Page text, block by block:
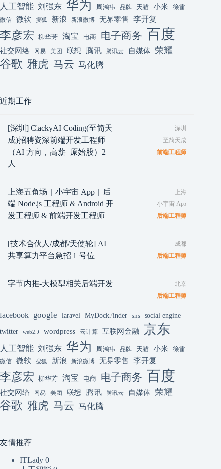
人工智能 刘强东 华为 周鸿祎 品牌 天猫 小米 徐雷
微信 微软 搜狐 新浪 新浪微博 无界零售 李开复
李彦宏 柳华芳 淘宝 电商 电子商务 百度
社交网络 网易 美团 联想 腾讯 腾讯云 自媒体 荣耀
谷歌 雅虎 马云 马化腾
近期工作
[深圳] ClackyAI Coding(至简天
成)招聘资深前端开发工程师
（AI 方向，高薪+原始股）2
人
深圳
至简天成
前端工程师
上海五角场｜小宇宙 App｜后
端 Node.js 工程师 & Android 开
发工程师 & 前端开发工程师
上海
小宇宙 App
后端工程师
[技术合伙人/成都/天使轮] AI
共享算力平台急招 1 号位
成都
后端工程师
字节内推-大模型相关后端开发
北京
后端工程师
facebook google laravel MyDockFinder sns social engine
twitter web2.0 wordpress 云计算 互联网金融 京东
人工智能 刘强东 华为 周鸿祎 品牌 天猫 小米 徐雷
微信 微软 搜狐 新浪 新浪微博 无界零售 李开复
李彦宏 柳华芳 淘宝 电商 电子商务 百度
社交网络 网易 美团 联想 腾讯 腾讯云 自媒体 荣耀
谷歌 雅虎 马云 马化腾
友情推荐
ITLady 0